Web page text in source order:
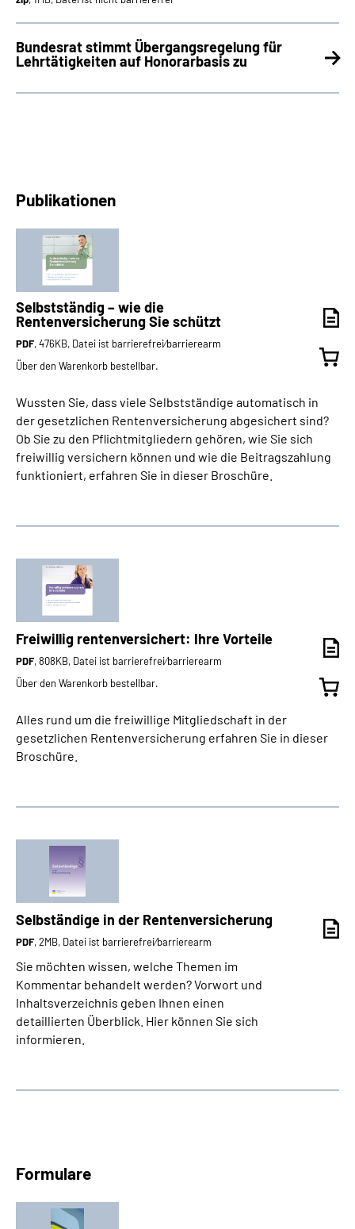
Bundesrat stimmt Übergangsregelung für
Lehrtätigkeiten auf Honorarbasis zu
Publikationen
Selbstständig – wie die
Rentenversicherung Sie schützt
PDF, 476KB, Datei ist barrierefrei⁄barrierearm
Über den Warenkorb bestellbar.
Wussten Sie, dass viele Selbstständige automatisch in
der gesetzlichen Rentenversicherung abgesichert sind?
Ob Sie zu den Pflichtmitgliedern gehören, wie Sie sich
freiwillig versichern können und wie die Beitragszahlung
funktioniert, erfahren Sie in dieser Broschüre.
Freiwillig rentenversichert: Ihre Vorteile
PDF, 808KB, Datei ist barrierefrei⁄barrierearm
Über den Warenkorb bestellbar.
Alles rund um die freiwillige Mitgliedschaft in der
gesetzlichen Rentenversicherung erfahren Sie in dieser
Broschüre.
Selbständige in der Rentenversicherung
PDF, 2MB, Datei ist barrierefrei⁄barrierearm
Sie möchten wissen, welche Themen im
Kommentar behandelt werden? Vorwort und
Inhaltsverzeichnis geben Ihnen einen
detaillierten Überblick. Hier können Sie sich
informieren.
Formulare